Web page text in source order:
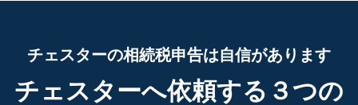
チェスターの相続税申告は自信があります
チェスターへ依頼する３つの